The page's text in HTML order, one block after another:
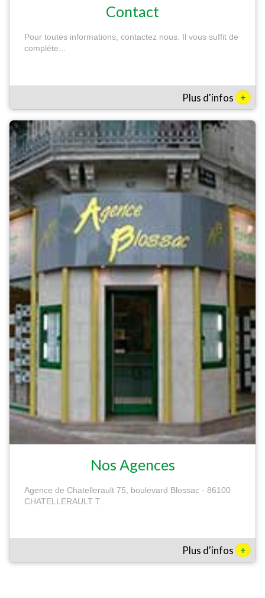
Contact
Pour toutes informations, contactez nous. Il vous suffit de
compléte...
Plus d'infos +
Nos Agences
Agence de Chatellerault 75, boulevard Blossac - 86100
CHATELLERAULT T...
Plus d'infos +